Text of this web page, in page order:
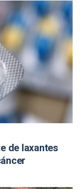
de laxantes